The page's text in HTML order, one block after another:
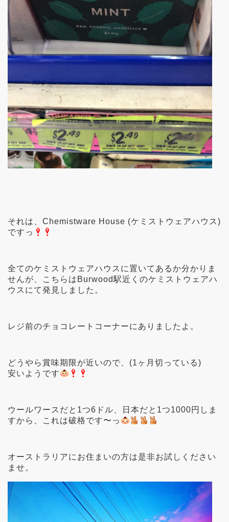
それは、Chemistware House (ケミストウェアハウス)
ですっ
全てのケミストウェアハウスに置いてあるか分かりま
せんが、こちらはBurwood駅近くのケミストウェアハ
ウスにて発見しました。
レジ前のチョコレートコーナーにありましたよ。
どうやら賞味期限が近いので、(1ヶ月切っている)
安いようです
ウールワースだと1つ6ドル、日本だと1つ1000円しま
すから、これは破格です〜っ
オーストラリアにお住まいの方は是非お試しください
ませ。